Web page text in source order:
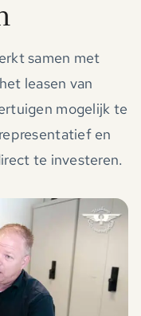
samen met
leasen van
mogelijk te
en
te investeren.